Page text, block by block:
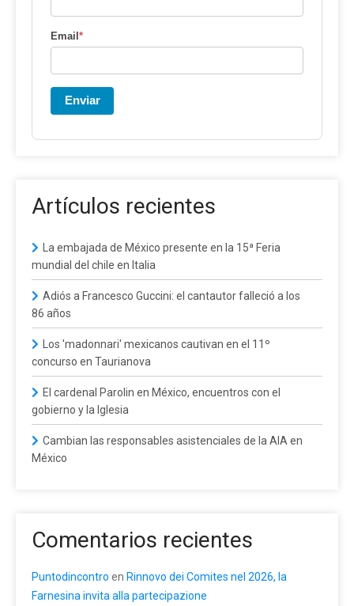
Email *
Enviar
Artículos recientes
La embajada de México presente en la 15ª Feria
mundial del chile en Italia
Adiós a Francesco Guccini: el cantautor falleció a los
86 años
Los 'madonnari' mexicanos cautivan en el 11º
concurso en Taurianova
El cardenal Parolin en México, encuentros con el
gobierno y la Iglesia
Cambian las responsables asistenciales de la AIA en
México
Comentarios recientes
Puntodincontro en Rinnovo dei Comites nel 2026, la
Farnesina invita alla partecipazione